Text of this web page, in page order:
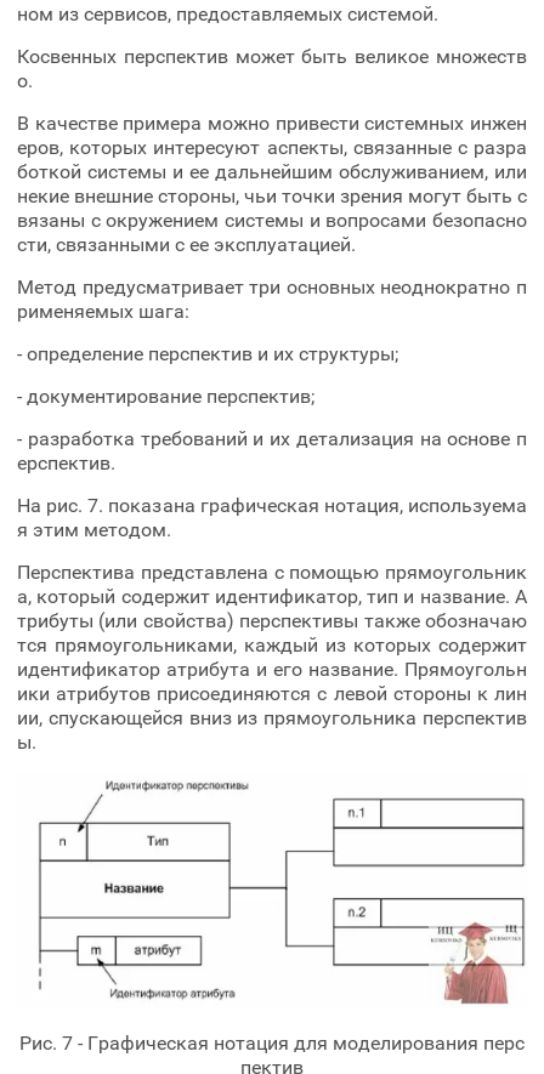
ном из сервисов, предоставляемых системой.
Косвенных перспектив может быть великое множеств
о.
В качестве примера можно привести системных инжен
еров, которых интересуют аспекты, связанные с разра
боткой системы и ее дальнейшим обслуживанием, или
некие внешние стороны, чьи точки зрения могут быть с
вязаны с окружением системы и вопросами безопасно
сти, связанными с ее эксплуатацией.
Метод предусматривает три основных неоднократно п
рименяемых шага:
- определение перспектив и их структуры;
- документирование перспектив;
- разработка требований и их детализация на основе п
ерспектив.
На рис. 7. показана графическая нотация, используема
я этим методом.
Перспектива представлена с помощью прямоугольник
а, который содержит идентификатор, тип и название. А
трибуты (или свойства) перспективы также обозначаю
тся прямоугольниками, каждый из которых содержит
идентификатор атрибута и его название. Прямоугольн
ики атрибутов присоединяются с левой стороны к лин
ии, спускающейся вниз из прямоугольника перспектив
ы.
Рис. 7 - Графическая нотация для моделирования перс
пектив